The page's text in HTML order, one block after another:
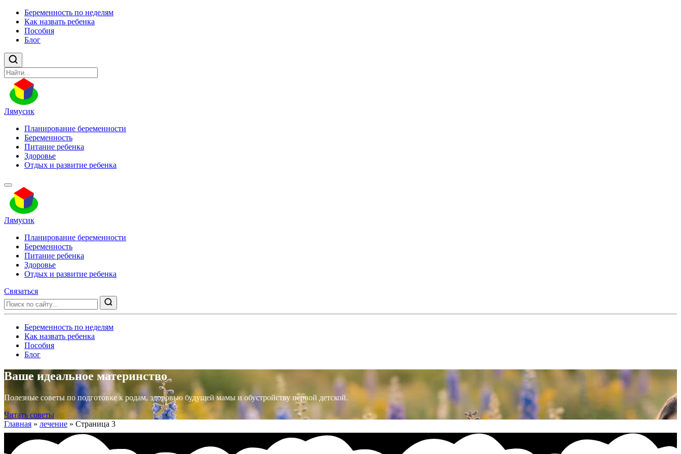
Беременность по неделям
Как назвать ребенка
Пособия
Блог
Лямусик
Планирование беременности
Беременность
Питание ребенка
Здоровье
Отдых и развитие ребенка
Лямусик
Планирование беременности
Беременность
Питание ребенка
Здоровье
Отдых и развитие ребенка
Связаться
Беременность по неделям
Как назвать ребенка
Пособия
Блог
Ваше идеальное материнство
Полезные советы по подготовке к родам, здоровью будущей мамы и обустройству первой детской.
Читать советы
Главная » лечение » Страница 3